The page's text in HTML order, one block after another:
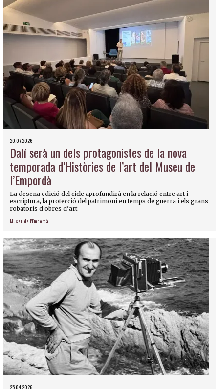
20.07.2026
Dalí serà un dels protagonistes de la nova
temporada d’Històries de l’art del Museu de
l’Empordà
La desena edició del cicle aprofundirà en la relació entre art i
escriptura, la protecció del patrimoni en temps de guerra i els grans
robatoris d’obres d’art
Museu de l'Empordà
25.04.2026